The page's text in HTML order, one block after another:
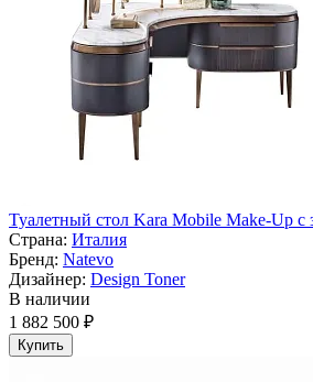
Туалетный стол Kara Mobile Make-Up с
Страна: Италия
Бренд: Natevo
Дизайнер: Design Toner
В наличии
1 882 500 ₽
Купить